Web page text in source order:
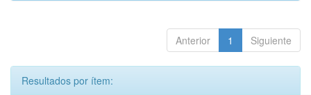
Anterior 1 Siguiente
Resultados por ítem: